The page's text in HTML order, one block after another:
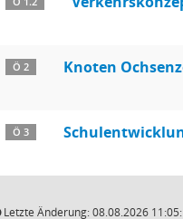
Ö 2 Knoten
Ö 3
Letzte Änderung: 08.08.2026